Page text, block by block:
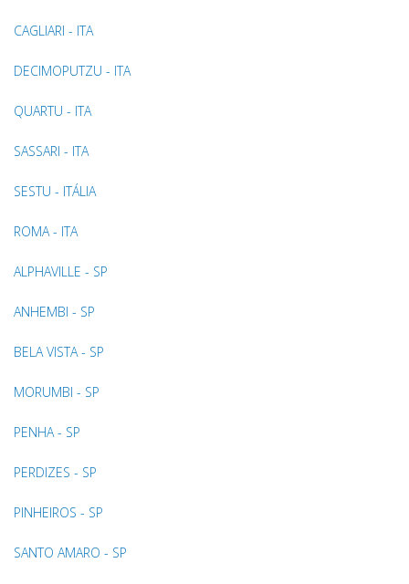
CAGLIARI - ITA
DECIMOPUTZU - ITA
QUARTU - ITA
SASSARI - ITA
SESTU - ITÁLIA
ROMA - ITA
ALPHAVILLE - SP
ANHEMBI - SP
BELA VISTA - SP
MORUMBI - SP
PENHA - SP
PERDIZES - SP
PINHEIROS - SP
SANTO AMARO - SP